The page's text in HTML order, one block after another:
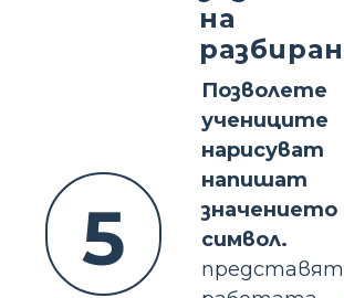
5
на
символ.
представят